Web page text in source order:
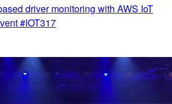
driver monitoring with AWS IoT
#IOT317